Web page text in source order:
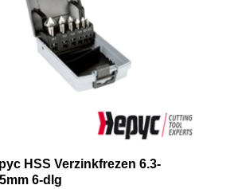
HSS Verzinkfrezen 6.3-
6-dlg